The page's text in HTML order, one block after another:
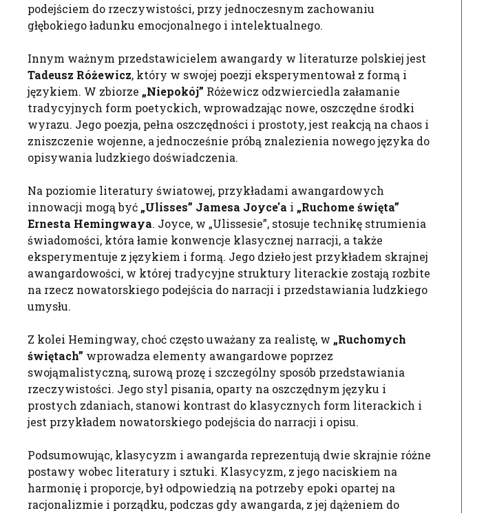
podejściem do rzeczywistości, przy jednoczesnym zachowaniu
głębokiego ładunku emocjonalnego i intelektualnego.
Innym ważnym przedstawicielem awangardy w literaturze polskiej jest
Tadeusz Różewicz, który w swojej poezji eksperymentował z formą i
językiem. W zbiorze „Niepokój” Różewicz odzwierciedla załamanie
tradycyjnych form poetyckich, wprowadzając nowe, oszczędne środki
wyrazu. Jego poezja, pełna oszczędności i prostoty, jest reakcją na chaos i
zniszczenie wojenne, a jednocześnie próbą znalezienia nowego języka do
opisywania ludzkiego doświadczenia.
Na poziomie literatury światowej, przykładami awangardowych
innowacji mogą być „Ulisses” Jamesa Joyce'a i „Ruchome święta”
Ernesta Hemingwaya. Joyce, w „Ulissesie”, stosuje technikę strumienia
świadomości, która łamie konwencje klasycznej narracji, a także
eksperymentuje z językiem i formą. Jego dzieło jest przykładem skrajnej
awangardowości, w której tradycyjne struktury literackie zostają rozbite
na rzecz nowatorskiego podejścia do narracji i przedstawiania ludzkiego
umysłu.
Z kolei Hemingway, choć często uważany za realistę, w „Ruchomych
świętach” wprowadza elementy awangardowe poprzez
swojąmalistyczną, surową prozę i szczególny sposób przedstawiania
rzeczywistości. Jego styl pisania, oparty na oszczędnym języku i
prostych zdaniach, stanowi kontrast do klasycznych form literackich i
jest przykładem nowatorskiego podejścia do narracji i opisu.
Podsumowując, klasycyzm i awangarda reprezentują dwie skrajnie różne
postawy wobec literatury i sztuki. Klasycyzm, z jego naciskiem na
harmonię i proporcje, był odpowiedzią na potrzeby epoki opartej na
racjonalizmie i porządku, podczas gdy awangarda, z jej dążeniem do